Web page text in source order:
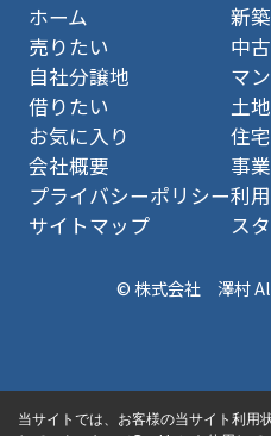
ホーム
売りたい
自社分譲地
借りたい
お気に入り
会社概要
プライバシーポリシー
サイトマップ
新
中
マ
土地
住
事
利
ス
© 株式会社 澤村
当サイトでは、お客様の当サイト利用